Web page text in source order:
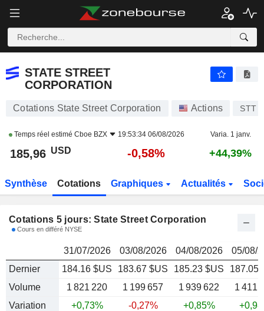
STATE STREET CORPORATION 185,96
STATE STREET
CORPORATION
Cotations State Street Corporation Actions STT
Temps réel estimé Cboe BZX 19:53:34 06/08/2026 Varia. 1 janv.
185,96 USD -0,58% +44,39%
Synthèse Cotations Graphiques Actualités
Cotations 5 jours: State Street Corporation
Cours en différé NYSE
31/07/2026 03/08/2026 04/08/2026
05/08/
Dernier
184.16 $US 183.67 $US 185.23 $US
187.05
Volume
1 821 220 1 199 657 1 939 622
1 411
Variation
+0,73% -0,27% +0,85%